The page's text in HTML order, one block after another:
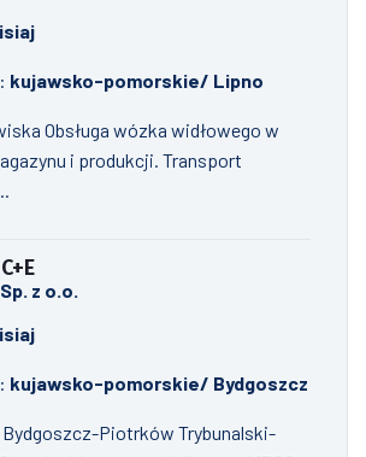
kujawsko-pomorskie/ Lipno
Obsługa wózka widłowego w
i produkcji. Transport
z o.o.
kujawsko-pomorskie/ Bydgoszcz
Piotrków Trybunalski-